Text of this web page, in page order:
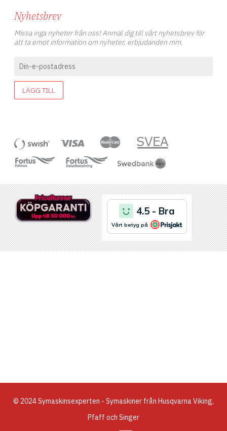
Nyhetsbrev
Missa inga nyheter från oss! Anmäl dig till vårt nyhetsbrev för
att ta emot information om nyheter, erbjudanden mm.
LÄGG TILL
© 2024 Symaskinsexperten - Symaskiner från Husqvarna Viking,
Pfaff och Singer